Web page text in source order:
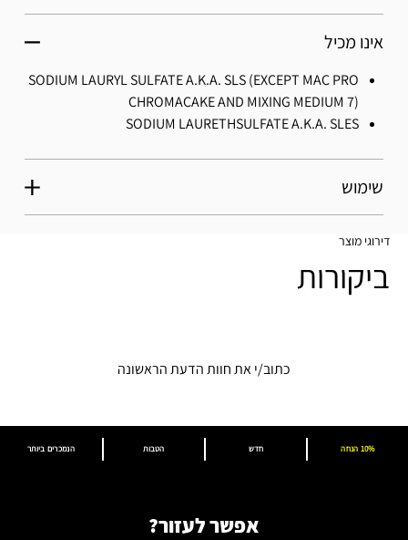
אינו מכיל
SODIUM LAURYL SULFATE A.K.A. SLS (EXCEPT MAC PRO
CHROMACAKE AND MIXING MEDIUM 7)
SODIUM LAURETHSULFATE A.K.A. SLES
שימוש
דירוגי מוצר
ביקורות
כתוב/י את חוות הדעת הראשונה
הנמכרים ביותר הטבות חדש 10% הנחה
אפשר לעזור?